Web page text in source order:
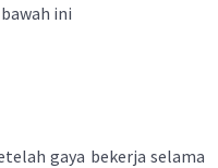
ini
gaya bekerja selama